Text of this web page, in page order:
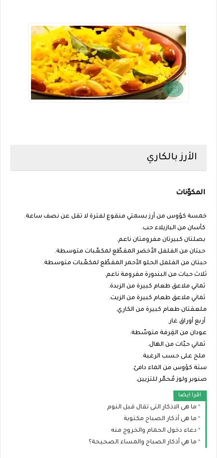
الأرز بالكاري
المكوّنات
خمسة كؤوس من أرز بسمتي منقوع لفترة لا تقل عن نصف ساعة.
كأسان من البازيلاء حب.
بصلتان كبيرتان مفرومتان ناعم.
حبتان من الفلفل الأخضر المقطّع لمكعّبات متوسطة.
حبتان من الفلفل الحلو الأحمر المقطّع لمكعّبات متوسطة.
ثلاث حبات من البندورة مفرومة ناعم.
ثماني ملاعق طعام كبيرة من الزبدة.
ثماني ملاعق طعام كبيرة من الزيت.
ملعقتان طعام كبيرة من الكاري.
أربع أوراق غار.
عودان من القِرفة متوسّطة.
ثماني حبّات من الهال.
ملح على حسب الرغبة.
ستة كؤوس من الماء دافئ.
صنوبر ولوز مُحمّر للتزيين.
اقرا ايضا
ما هى الاذكار التى تقال قبل النوم
ما هى أذكار الصباح مكتوبة
دعاء دخول الحمام والخروج منه
ما هي أذكار الصباح والمساء الصحيحة؟